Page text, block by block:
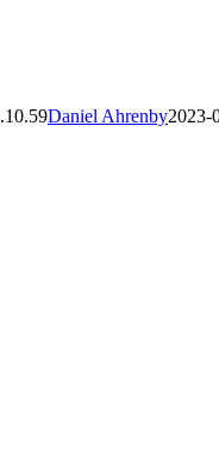
Daniel Ahrenby2023-